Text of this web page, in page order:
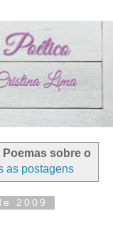
Poemas sobre o
as postagens
2009